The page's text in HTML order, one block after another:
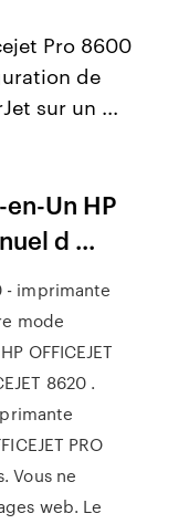
Pro 8600
de
sur un ...
Un HP
d ...
- imprimante
mode
OFFICEJET
8620 .
PRO
Vous ne
web. Le